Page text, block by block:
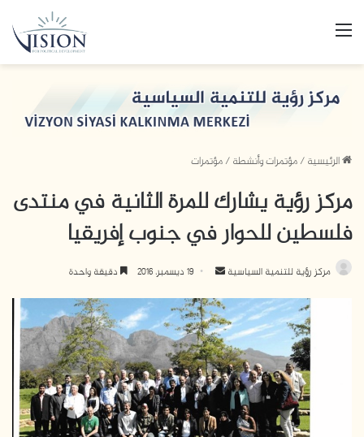
الرئيسية/مؤتمرات وأنشطة/مؤتمرات
مركز رؤية يشارك للمرة الثانية في منتدى
فلسطين للحوار في جنوب إفريقيا
مركز رؤية للتنمية السياسية
س
ل
ب
ر
ي
د
ا
19 ديسمبر، 2016 دقيقة واحدة